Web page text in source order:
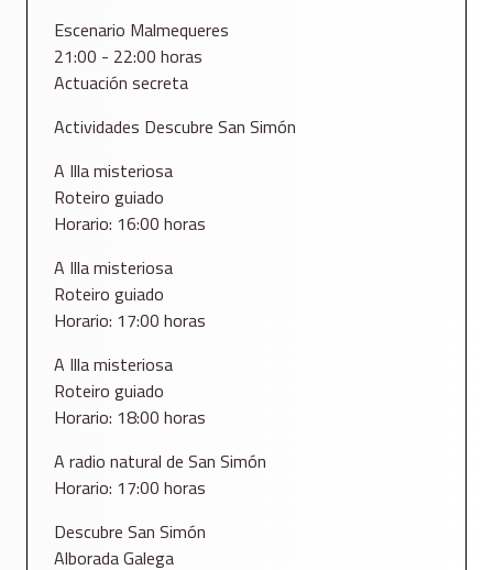
Escenario Malmequeres
21:00 - 22:00 horas
Actuación secreta
Actividades Descubre San Simón
A Illa misteriosa
Roteiro guiado
Horario: 16:00 horas
A Illa misteriosa
Roteiro guiado
Horario: 17:00 horas
A Illa misteriosa
Roteiro guiado
Horario: 18:00 horas
A radio natural de San Simón
Horario: 17:00 horas
Descubre San Simón
Alborada Galega